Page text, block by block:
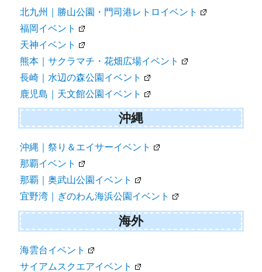
北九州｜勝山公園・門司港レトロイベント
福岡イベント
天神イベント
熊本｜サクラマチ・花畑広場イベント
長崎｜水辺の森公園イベント
鹿児島｜天文館公園イベント
沖縄
沖縄｜祭り＆エイサーイベント
那覇イベント
那覇｜奥武山公園イベント
宜野湾｜ぎのわん海浜公園イベント
海外
海雲台イベント
サイアムスクエアイベント